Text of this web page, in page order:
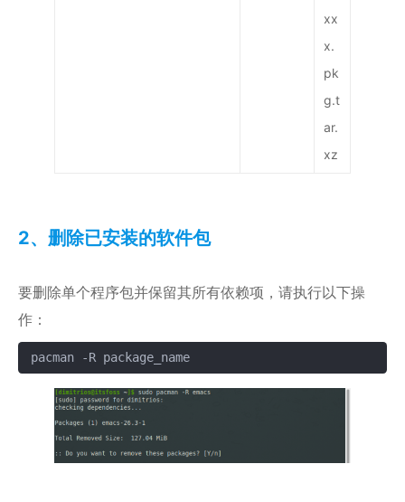
xx
x.
pk
g.t
ar.
xz
2、删除已安装的软件包
要删除单个程序包并保留其所有依赖项，请执行以下操
作：
pacman -R package_name